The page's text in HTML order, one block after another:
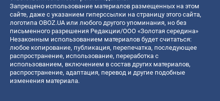
Запрещено использование материалов размещенных на этом
сайте, даже с указанием гиперссылки на страницу этого сайта,
логотипа OBOZ.UA или любого другого упоминания, но без
письменного разрешения Редакции/ООО «Золотая середина»
Незаконным использованием материалов будет считаться:
любое копирование, публикация, перепечатка, последующее
распространение, использование, переработка с
использованием, включением в состав других материалов,
распространение, адаптация, перевод и другие подобные
изменения материала.